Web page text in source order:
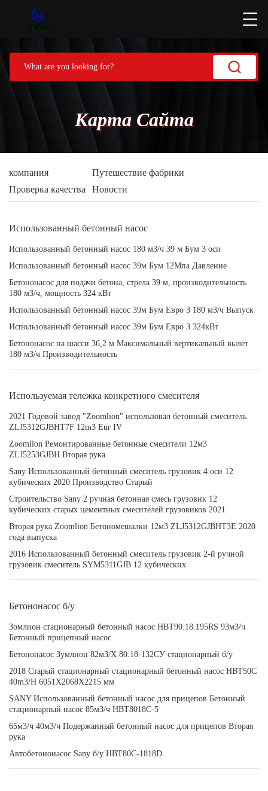
Карта Сайта
компания
Путешествие фабрики
Проверка качества
Новости
Использованный бетонный насос
Использованный бетонный насос 180 м3/ч 39 м Бум 3 оси
Использованный бетонный насос 39м Бум 12Мпа Давление
Бетононасос для подачи бетона, стрела 39 м, производительность
180 м3/ч, мощность 324 кВт
Использованный бетонный насос 39м Бум Евро 3 180 м3/ч Выпуск
Использованный бетонный насос 39м Бум Евро 3 324кВт
Бетононасос на шасси 36,2 м Максимальный вертикальный вылет
180 м3/ч Производительность
Используемая тележка конкретного смесителя
2021 Годовой завод "Zoomlion" использовал бетонный смеситель
ZLJ5312GJBHT7F 12m3 Eur IV
Zoomlion Ремонтированные бетонные смесители 12м3
ZLJ5253GJBH Вторая рука
Sany Использованный бетонный смеситель грузовик 4 оси 12
кубических 2020 Производство Старый
Строительство Sany 2 ручная бетонная смесь грузовик 12
кубических старых цементных смесителей грузовиков 2021
Вторая рука Zoomlion Бетономешалки 12м3 ZLJ5312GJBHT3E 2020
года выпуска
2016 Использованный бетонный смеситель грузовик 2-й ручной
грузовик смеситель SYM5311GJB 12 кубических
Бетононасос б/у
Зомлион стационарный бетонный насос HBT90.18.195RS 93м3/ч
Бетонный прицепный насос
Бетононасос Зумлион 82м3/Х 80.18-132СУ стационарный б/у
2018 Старый стационарный стационарный бетонный насос HBT50C
40m3/H 6051X2068X2215 мм
SANY Использованный бетонный насос для прицепов Бетонный
стационарный насос 85м3/ч HBT8018C-5
65м3/ч 40м3/ч Подержанный бетонный насос для прицепов Вторая
рука
Автобетононасос Sany б/у HBT80C-1818D